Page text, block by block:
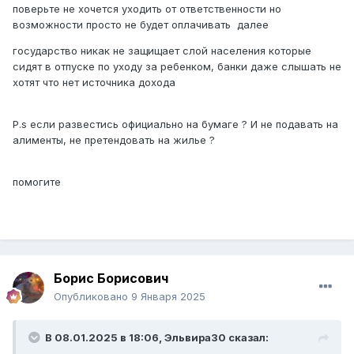
поверьте не хочется уходить от ответственности но
возможности просто не будет оплачивать далее
государство никак не защищает слой населения которые
сидят в отпуске по уходу за ребенком, банки даже слышать не
хотят что нет источника дохода
P.s если развестись официально на бумаге ? И не подавать на
алименты, не претендовать на жилье ?
помогите
Борис Борисович
Опубликовано 9 Января 2025
В 08.01.2025 в 18:06, Эльвира30 сказал: